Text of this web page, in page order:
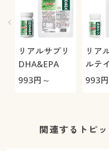
リアルサプリ
DHA&EPA
993円～
リア
ルテ
993
関連するトピ